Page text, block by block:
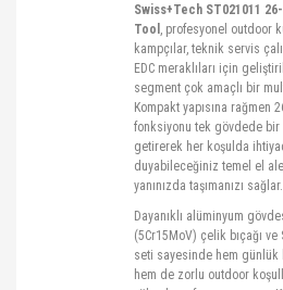
Swiss+Tech ST021011
Tool , profesyonel outdoor
kampçılar, teknik servis
EDC meraklıları için
segment çok amaçlı bir
Kompakt yapısına rağmen
fonksiyonu tek gövdede bir
getirerek her koşulda
duyabileceğiniz temel el
yanınızda taşımanızı sağlar.
Dayanıklı alüminyum
(5Cr15MoV) çelik bıçağı
seti sayesinde hem günlük
hem de zorlu outdoor